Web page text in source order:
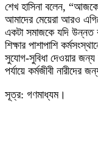
শেখ হাসিনা বলেন,
আমাদের মেয়েরা আরও
একটা সমাজকে যদি উন্নত
শিক্ষার পাশাপাশি
সুযোগ-সুবিধা দেওয়ার
পর্যায়ে কর্মজীবী নারীদের
সূত্র: গণমাধ্যম।